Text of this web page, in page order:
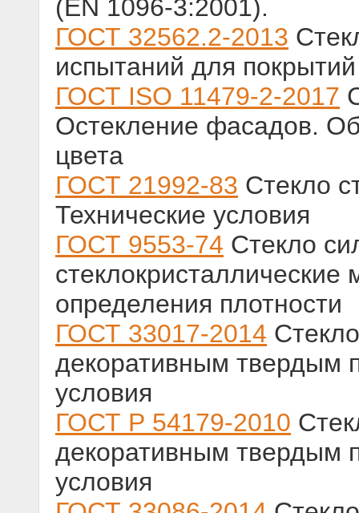
(EN 1096-3:2001).
ГОСТ 32562.2-2013
испытаний для
ГОСТ ISO 11479-2-2017
Остекление фасадов.
цвета
ГОСТ 21992-83 Стекло
Технические условия
ГОСТ 9553-74 Стекло
определения плотности
ГОСТ 33017-2014
декоративным твердым
условия
ГОСТ Р 54179-2010
декоративным твердым
условия